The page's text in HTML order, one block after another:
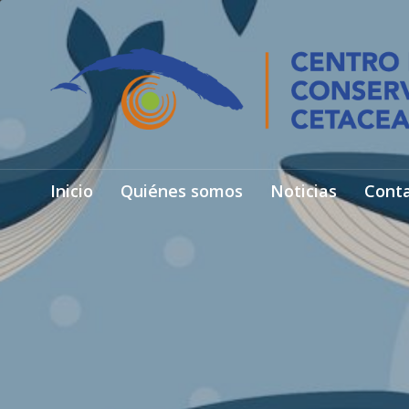
Inicio Quiénes somos Noticias